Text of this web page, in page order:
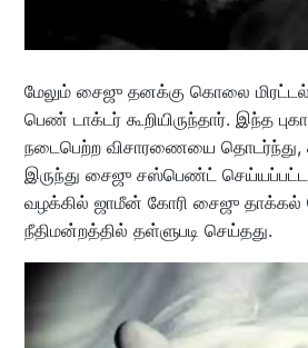
மேலும் சைஜு தனக்கு கொலை
பெண் டாக்டர் கூறியிருந்தார். இந்த
நடைபெற்ற விசாரணையை தொடர்ந்து,
இருந்து சைஜு சஸ்பெண்ட்
வழக்கில் ஜாமீன் கோரி சைஜு
நீதிமன்றத்தில் தள்ளுபடி செய்தது.